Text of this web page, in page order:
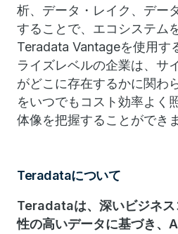
析、データ・レイク、デー
することで、エコシステム
Teradata Vantageを使用す
ライズレベルの企業は、サ
がどこに存在するかに関わ
をいつでもコスト効率よく
体像を把握することができま
Teradataについて
Teradataは、深いビジネス
性の高いデータに基づき、